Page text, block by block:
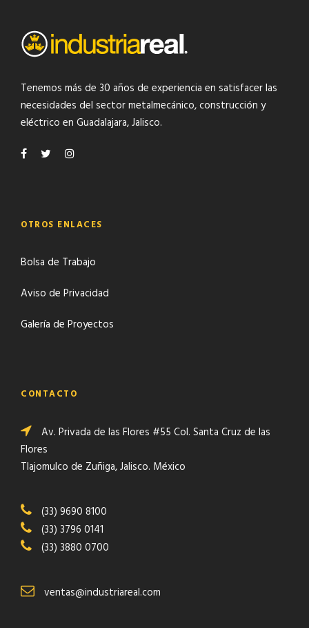
Tenemos más de 30 años de experiencia en satisfacer las
necesidades del sector metalmecánico,construcción y
eléctrico en Guadalajara, Jalisco.
OTROS ENLACES
Bolsa de Trabajo
Aviso de Privacidad
Galería de Proyectos
CONTACTO
Av. Privada de las Flores #55 Col. Santa Cruz de las
Flores
Tlajomulco de Zuñiga, Jalisco. México
(33) 9690 8100
(33) 3796 0141
(33) 3880 0700
ventas@industriareal.com